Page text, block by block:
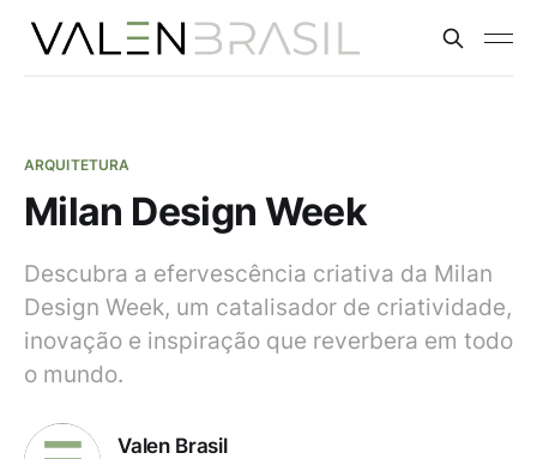
ARQUITETURA
Milan Design Week
Descubra a efervescência criativa da Milan
Design Week, um catalisador de criatividade,
inovação e inspiração que reverbera em todo
o mundo.
Valen Brasil